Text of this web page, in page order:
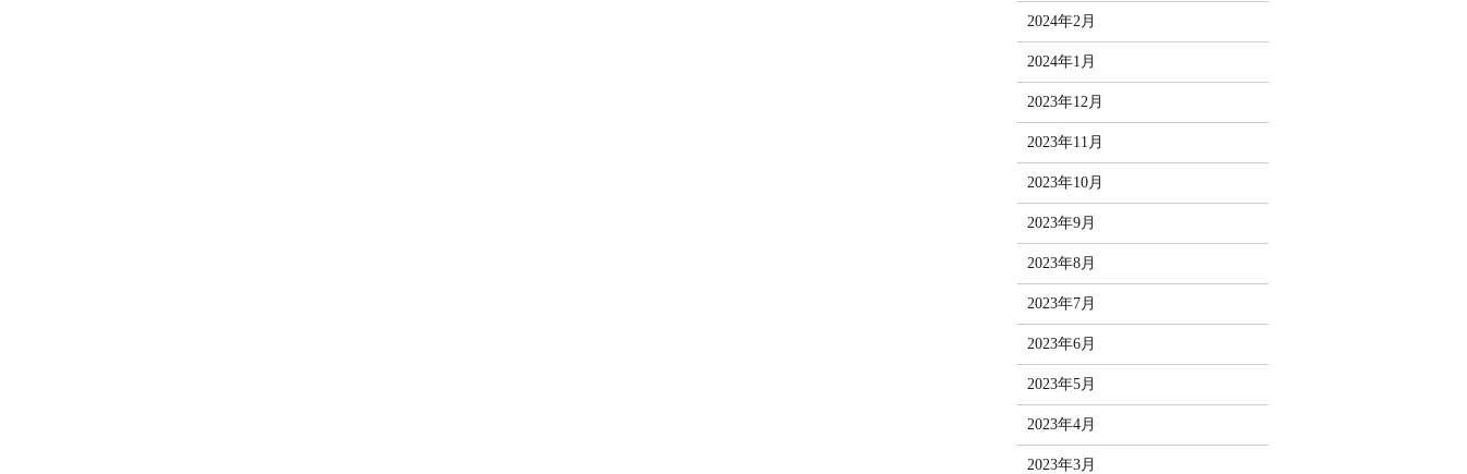
2024年2月
2024年1月
2023年12月
2023年11月
2023年10月
2023年9月
2023年8月
2023年7月
2023年6月
2023年5月
2023年4月
2023年3月